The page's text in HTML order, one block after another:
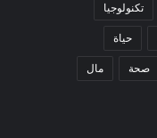
تكنولوجيا
حياة
صحة مال